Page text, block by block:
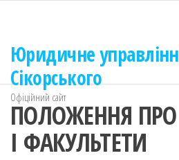
контенту
Юридичне
Сікорського
Офіційний сайт
ПОЛОЖЕННЯ ПРО
І ФАКУЛЬТЕТИ